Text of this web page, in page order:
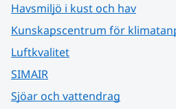
Havsmiljö i kust och hav
Kunskapscentrum för
Luftkvalitet
SIMAIR
Sjöar och vattendrag